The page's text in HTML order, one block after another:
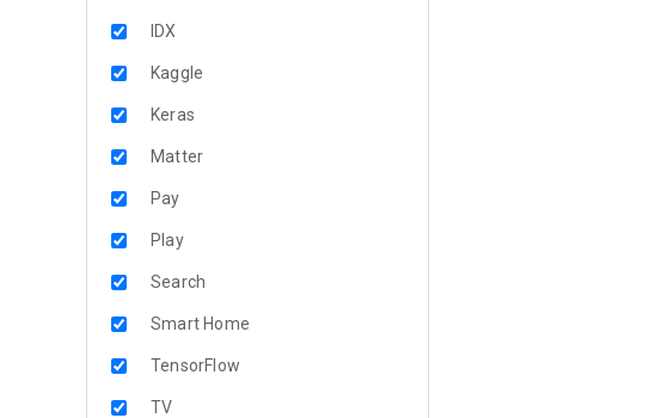
IDX
Kaggle
Keras
Matter
Pay
Play
Search
Smart Home
TensorFlow
TV